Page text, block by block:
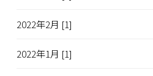
2022年2月 [1]
2022年1月 [1]